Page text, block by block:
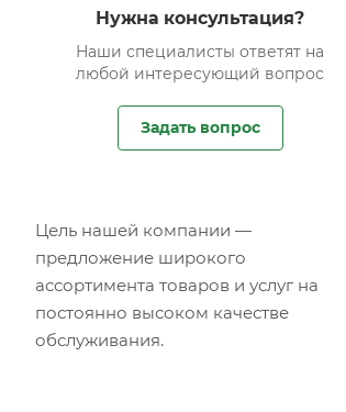
Нужна консультация?
Наши специалисты ответят на
любой интересующий вопрос
Задать вопрос
Цель нашей компании —
предложение широкого
ассортимента товаров и услуг на
постоянно высоком качестве
обслуживания.